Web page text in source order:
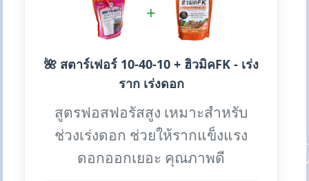
+
🌺 สตาร์เฟอร์ 10-40-10 + ฮิวมิคFK - เร่ง
ราก เร่งดอก
สูตรฟอสฟอรัสสูง เหมาะสำหรับ
ช่วงเร่งดอก ช่วยให้รากแข็งแรง
ดอกออกเยอะ คุณภาพดี